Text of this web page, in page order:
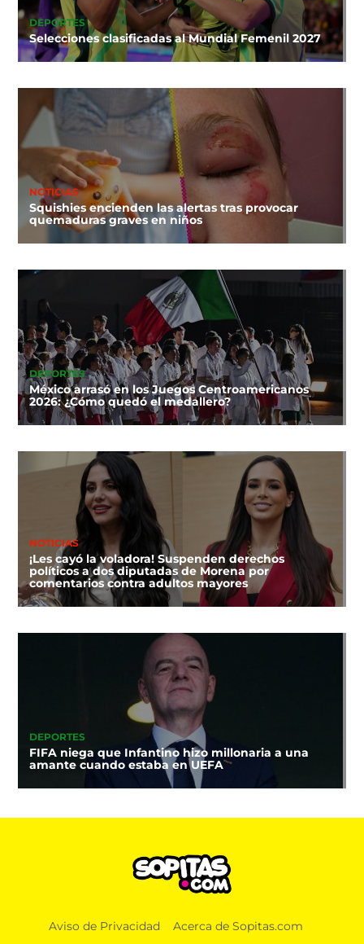
DEPORTES
Selecciones clasificadas al Mundial Femenil 2027
NOTICIAS
Squishies encienden las alertas tras provocar
quemaduras graves en niños
DEPORTES
México arrasó en los Juegos Centroamericanos
2026: ¿Cómo quedó el medallero?
NOTICIAS
¡Les cayó la voladora! Suspenden derechos
políticos a dos diputadas de Morena por
comentarios contra adultos mayores
DEPORTES
FIFA niega que Infantino hizo millonaria a una
amante cuando estaba en UEFA
Aviso de Privacidad Acerca de Sopitas.com